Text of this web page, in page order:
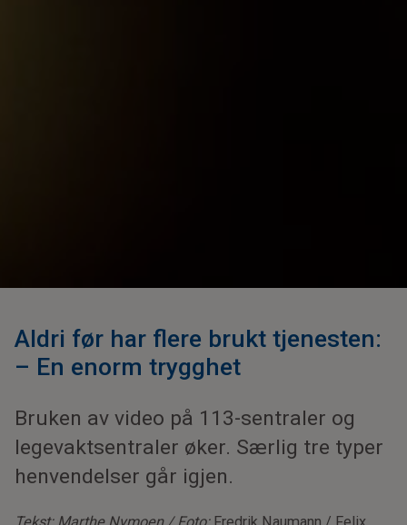
Aldri før har flere brukt tjenesten:
– En enorm trygghet
Bruken av video på 113-sentraler og
legevaktsentraler øker. Særlig tre typer
henvendelser går igjen.